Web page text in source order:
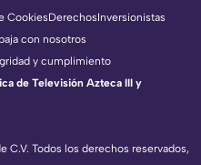
C.V. Todos los derechos reservados,
CookiesDerechosInversionistas
con nosotros
y cumplimiento
de Televisión Azteca III y